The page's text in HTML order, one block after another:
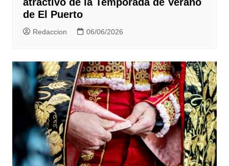
de El Puerto
Redaccion 06/06/2026